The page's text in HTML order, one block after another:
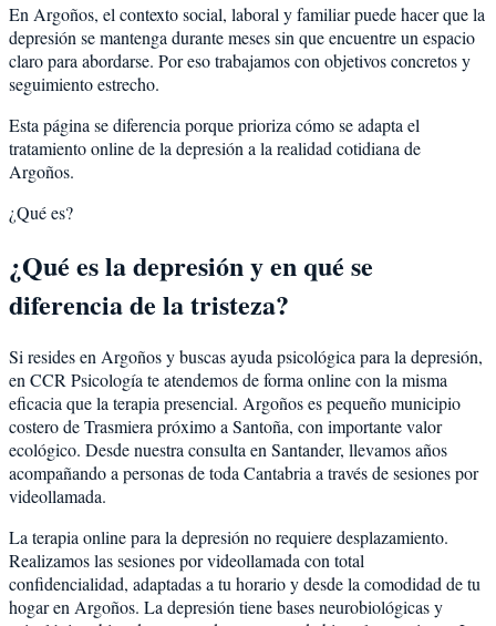
En Argoños, el contexto social, laboral y familiar puede hacer que la
depresión se mantenga durante meses sin que encuentre un espacio
claro para abordarse. Por eso trabajamos con objetivos concretos y
seguimiento estrecho.
Esta página se diferencia porque prioriza cómo se adapta el
tratamiento online de la depresión a la realidad cotidiana de
Argoños.
¿Qué es?
¿Qué es la depresión y en qué se
diferencia de la tristeza?
Si resides en Argoños y buscas ayuda psicológica para la depresión,
en CCR Psicología te atendemos de forma online con la misma
eficacia que la terapia presencial. Argoños es pequeño municipio
costero de Trasmiera próximo a Santoña, con importante valor
ecológico. Desde nuestra consulta en Santander, llevamos años
acompañando a personas de toda Cantabria a través de sesiones por
videollamada.
La terapia online para la depresión no requiere desplazamiento.
Realizamos las sesiones por videollamada con total
confidencialidad, adaptadas a tu horario y desde la comodidad de tu
hogar en Argoños. La depresión tiene bases neurobiológicas y